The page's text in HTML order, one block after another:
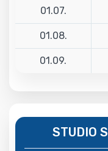
01.07.
01.08.
01.09.
STUDIO